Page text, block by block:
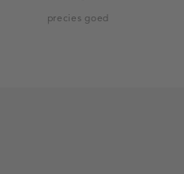
precies goed